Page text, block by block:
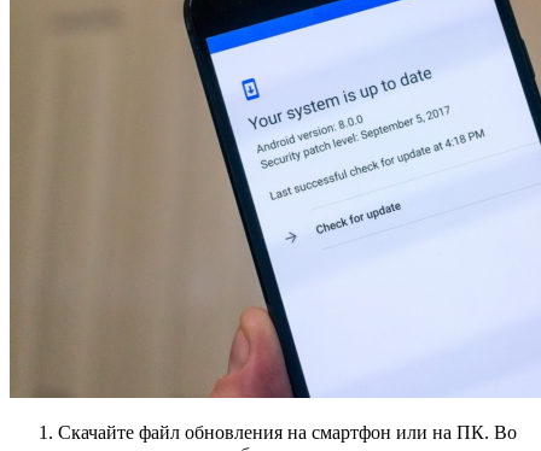
Скачайте файл обновления на смартфон или на ПК. Во